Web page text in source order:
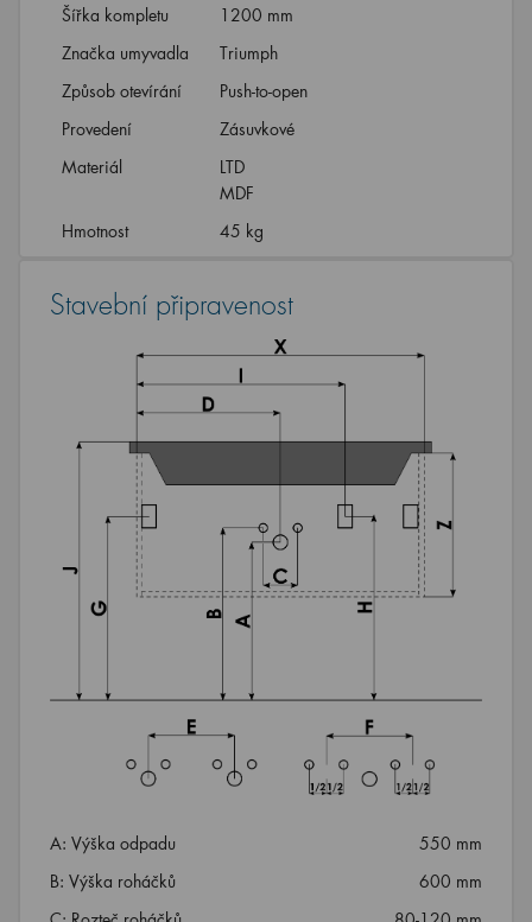
Šířka kompletu
1200 mm
Značka umyvadla
Triumph
Způsob otevírání
Push-to-open
Provedení
Zásuvkové
Materiál
LTD
MDF
Hmotnost
45 kg
Stavební připravenost
A: Výška odpadu
550 mm
B: Výška roháčků
600 mm